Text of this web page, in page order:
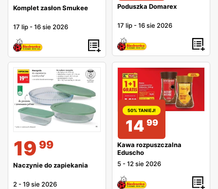
Komplet zasłon Smukee
17 lip -16 sie 2026
Poduszka Domarex
17 lip -16 sie 2026
19 99
Naczynie do zapiekania
2 -19 sie 2026
50% TANIEJ!
14 99
Kawa rozpuszczalna
Eduscho
5 -12 sie 2026